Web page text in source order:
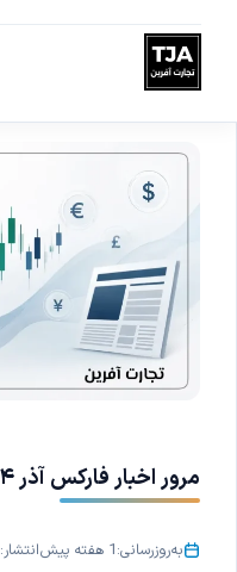
پرش
به
مرور اخبار فارکس آذر ۱۴۰۴
به‌روزرسانی:1 هفته پیش انتشار: